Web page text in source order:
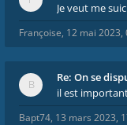
Je veut me
Françoise, 12 mai 2023,
Re: On se
il est
Bapt74, 13 mars 2023,